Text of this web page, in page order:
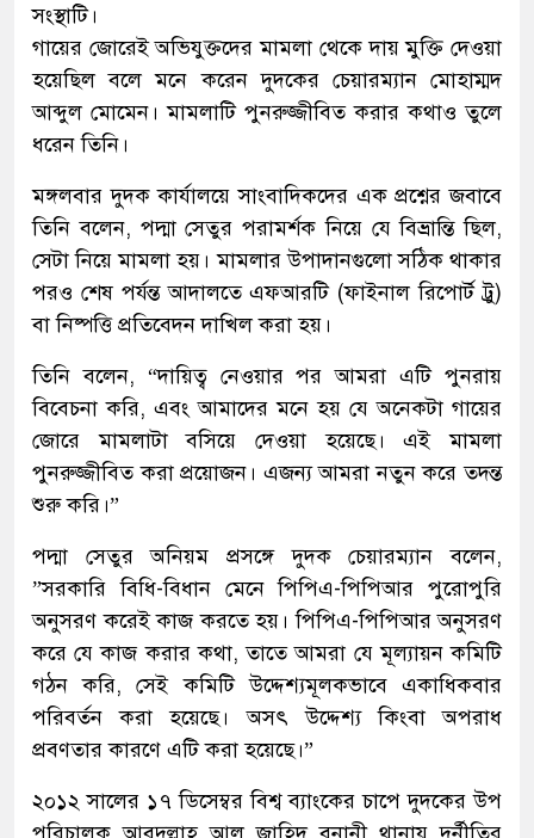
সংস্থাটি।
গায়ের জোরেই অভিযুক্তদের মামলা থেকে দায় মুক্তি দেওয়া
হয়েছিল বলে মনে করেন দুদকের চেয়ারম্যান মোহাম্মদ
আব্দুল মোমেন। মামলাটি পুনরুজ্জীবিত করার কথাও তুলে
ধরেন তিনি।
মঙ্গলবার দুদক কার্যালয়ে সাংবাদিকদের এক প্রশ্নের জবাবে
তিনি বলেন, পদ্মা সেতুর পরামর্শক নিয়ে যে বিভ্রান্তি ছিল,
সেটা নিয়ে মামলা হয়। মামলার উপাদানগুলো সঠিক থাকার
পরও শেষ পর্যন্ত আদালতে এফআরটি (ফাইনাল রিপোর্ট ট্রু)
বা নিষ্পত্তি প্রতিবেদন দাখিল করা হয়।
তিনি বলেন, “দায়িত্ব নেওয়ার পর আমরা এটি পুনরায়
বিবেচনা করি, এবং আমাদের মনে হয় যে অনেকটা গায়ের
জোরে মামলাটা বসিয়ে দেওয়া হয়েছে। এই মামলা
পুনরুজ্জীবিত করা প্রয়োজন। এজন্য আমরা নতুন করে তদন্ত
শুরু করি।”
পদ্মা সেতুর অনিয়ম প্রসঙ্গে দুদক চেয়ারম্যান বলেন,
”সরকারি বিধি-বিধান মেনে পিপিএ-পিপিআর পুরোপুরি
অনুসরণ করেই কাজ করতে হয়। পিপিএ-পিপিআর অনুসরণ
করে যে কাজ করার কথা, তাতে আমরা যে মূল্যায়ন কমিটি
গঠন করি, সেই কমিটি উদ্দেশ্যমূলকভাবে একাধিকবার
পরিবর্তন করা হয়েছে। অসৎ উদ্দেশ্য কিংবা অপরাধ
প্রবণতার কারণে এটি করা হয়েছে।”
২০১২ সালের ১৭ ডিসেম্বর বিশ্ব ব্যাংকের চাপে দুদকের উপ